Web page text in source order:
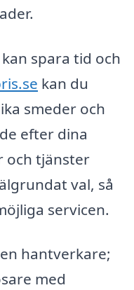
spara tid och
kan du
smeder och
efter dina
och tjänster
val, så
servicen.
hantverkare;
med